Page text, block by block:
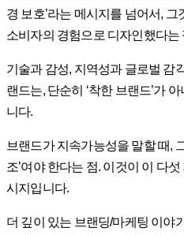
경 보호’라는 메시지를 넘어서,
소비자의 경험으로 디자인했다는
기술과 감성, 지역성과 글로벌 감
랜드는, 단순히 ‘착한 브랜드’가
니다.
브랜드가 지속가능성을 말할 때,
조’여야 한다는 점. 이것이 이 다
시지입니다.
더 깊이 있는 브랜딩/마케팅 이야